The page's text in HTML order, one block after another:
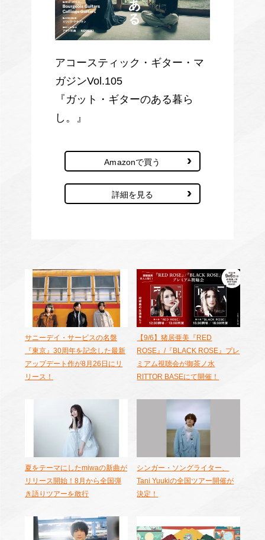
アコースティック・ギター・マ
ガジンVol.105
『ガット・ギターのある暮ら
し。』
Amazonで買う
詳細を見る
サニーデイ・サービスの名盤
『東京』30周年を記念した最新
アップデート作が8月26日にリ
リース！
【9/6】猪居亜美『RED
ROSE』/『BLACK ROSE』プレ
ミアム視聴会が御茶ノ水
RITTOR BASEにて開催！
夏をテーマにしたmiwaの新曲が
リリース開始！8月から全国弾
き語りツアーを敢行
シンガー・ソングライター、
Tani Yuukiの全国ツアー開催が
決定！